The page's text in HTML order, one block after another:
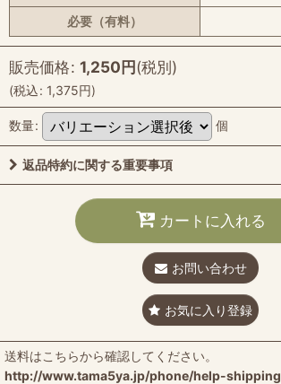
必要（有料）
販売価格: 1,250円(税別)
(税込: 1,375円)
数量: 個
返品特約に関する重要事項
カートに入れる
お問い合わせ
お気に入り登録
送料はこちらから確認してください。
http://www.tama5ya.jp/phone/help-shipping